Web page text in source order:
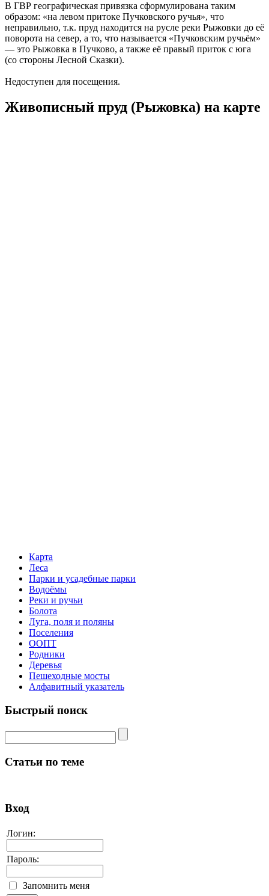
В ГВР географическая привязка сформулирована таким
образом: «на левом притоке Пучковского ручья», что
неправильно, т.к. пруд находится на русле реки Рыжовки до её
поворота на север, а то, что называется «Пучковским ручьём»
— это Рыжовка в Пучково, а также её правый приток с юга
(со стороны Лесной Сказки).
Недоступен для посещения.
Живописный пруд (Рыжовка) на карте
Карта
Леса
Парки и усадебные парки
Водоёмы
Реки и ручьи
Болота
Луга, поля и поляны
Поселения
ООПТ
Родники
Деревья
Пешеходные мосты
Алфавитный указатель
Быстрый поиск
Статьи по теме
Вход
Логин:
Пароль:
Запомнить меня